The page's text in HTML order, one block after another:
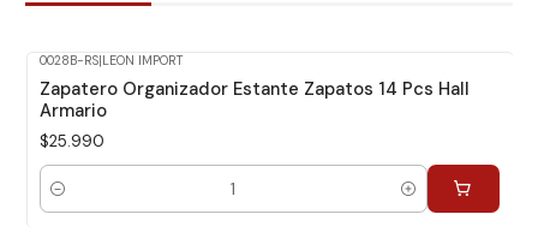
0028B-RS|LEON IMPORT
Zapatero Organizador Estante Zapatos 14 Pcs Hall
Armario
$25.990
Cantidad